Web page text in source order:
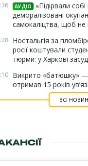
АУДІО
«Підірвали
деморалізовані
самокаліцтва, щоб
Ностальгія за
росії коштували
тюрми: у Харкові
Викрито «батюшку»
отримав 15 років
ВСІ